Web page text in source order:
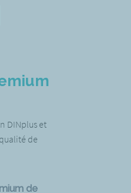
DINplus et
de
de